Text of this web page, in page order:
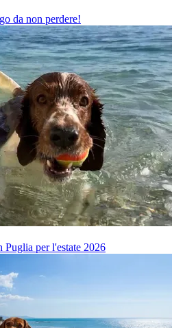
da non perdere!
Puglia per l'estate 2026